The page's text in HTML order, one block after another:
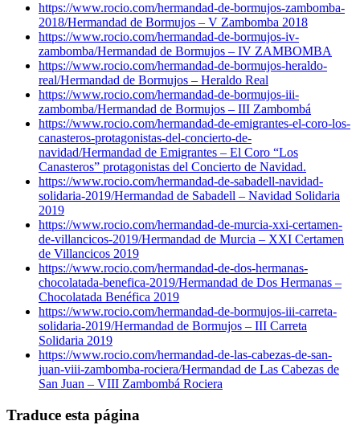
https://www.rocio.com/hermandad-de-bormujos-zambomba-
2018/Hermandad de Bormujos – V Zambomba 2018
https://www.rocio.com/hermandad-de-bormujos-iv-
zambomba/Hermandad de Bormujos – IV ZAMBOMBA
https://www.rocio.com/hermandad-de-bormujos-heraldo-
real/Hermandad de Bormujos – Heraldo Real
https://www.rocio.com/hermandad-de-bormujos-iii-
zambomba/Hermandad de Bormujos – III Zambombá
https://www.rocio.com/hermandad-de-emigrantes-el-coro-los-
canasteros-protagonistas-del-concierto-de-
navidad/Hermandad de Emigrantes – El Coro “Los
Canasteros” protagonistas del Concierto de Navidad.
https://www.rocio.com/hermandad-de-sabadell-navidad-
solidaria-2019/Hermandad de Sabadell – Navidad Solidaria
2019
https://www.rocio.com/hermandad-de-murcia-xxi-certamen-
de-villancicos-2019/Hermandad de Murcia – XXI Certamen
de Villancicos 2019
https://www.rocio.com/hermandad-de-dos-hermanas-
chocolatada-benefica-2019/Hermandad de Dos Hermanas –
Chocolatada Benéfica 2019
https://www.rocio.com/hermandad-de-bormujos-iii-carreta-
solidaria-2019/Hermandad de Bormujos – III Carreta
Solidaria 2019
https://www.rocio.com/hermandad-de-las-cabezas-de-san-
juan-viii-zambomba-rociera/Hermandad de Las Cabezas de
San Juan – VIII Zambombá Rociera
Traduce esta página